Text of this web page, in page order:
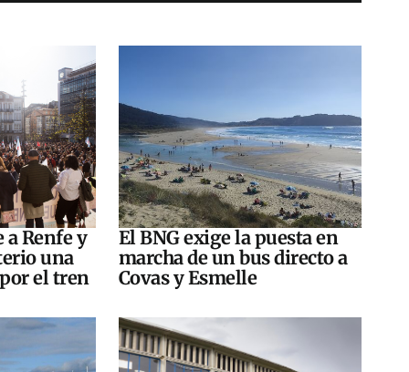
Renfe y
una
el tren
El BNG exige la puesta en
marcha de un bus directo a
Covas y Esmelle